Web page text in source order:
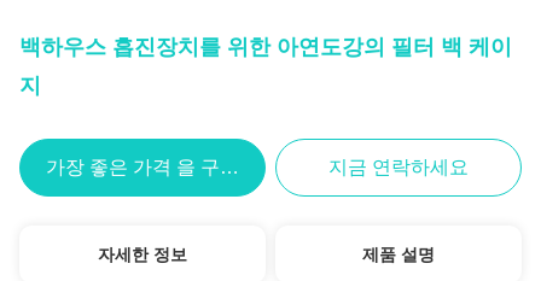
백하우스 흡진장치를 위한 아연도강의 필터 백 케이
지
가장 좋은 가격 을 구하라 지금 연락하세요
자세한 정보 제품 설명